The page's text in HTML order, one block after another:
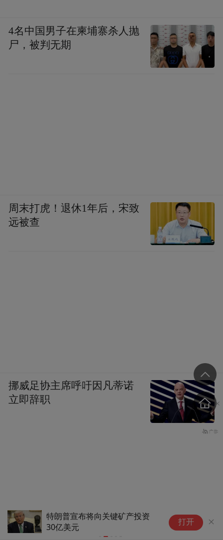
浙江台州发布《告全体市民书》 打开
4名中国男子在柬埔寨杀人抛
尸，被判无期
周末打虎！退休1年后，宋致
远被查
挪威足协主席呼吁因凡蒂诺
立即辞职